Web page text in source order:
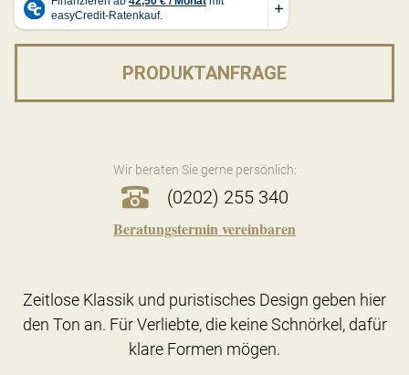
PRODUKTANFRAGE
Wir beraten Sie gerne persönlich:
(0202) 255 340
Beratungstermin vereinbaren
Zeitlose Klassik und puristisches Design geben hier
den Ton an. Für Verliebte, die keine Schnörkel, dafür
klare Formen mögen.